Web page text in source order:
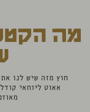
מה
חוץ מזה שיש לנו
אאוט ליוחאי